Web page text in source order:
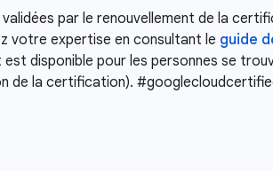
par le renouvellement de la
votre expertise en consultant le guide
disponible pour les personnes se
de la certification).